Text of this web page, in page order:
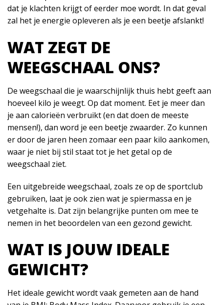
dat je klachten krijgt of eerder moe wordt. In dat geval
zal het je energie opleveren als je een beetje afslankt!
WAT ZEGT DE
WEEGSCHAAL ONS?
De weegschaal die je waarschijnlijk thuis hebt geeft aan
hoeveel kilo je weegt. Op dat moment. Eet je meer dan
je aan calorieën verbruikt (en dat doen de meeste
mensen!), dan word je een beetje zwaarder. Zo kunnen
er door de jaren heen zomaar een paar kilo aankomen,
waar je niet bij stil staat tot je het getal op de
weegschaal ziet.
Een uitgebreide weegschaal, zoals ze op de sportclub
gebruiken, laat je ook zien wat je spiermassa en je
vetgehalte is. Dat zijn belangrijke punten om mee te
nemen in het beoordelen van een gezond gewicht.
WAT IS JOUW IDEALE
GEWICHT?
Het ideale gewicht wordt vaak gemeten aan de hand